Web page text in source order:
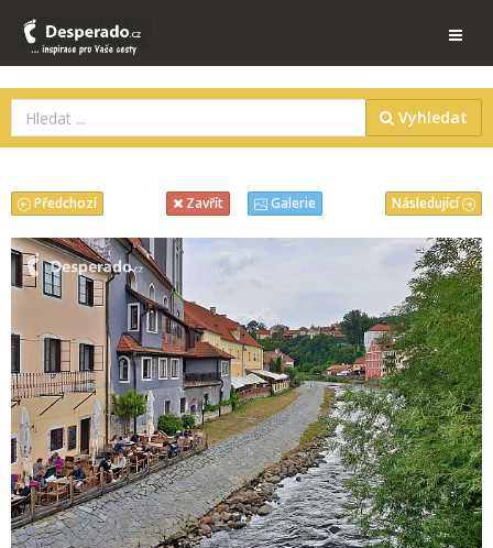
Vyhledat
Následující
Předchozí Zavřít Galerie